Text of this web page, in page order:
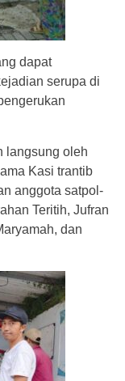
dapat
serupa di
langsung oleh
Kasi trantib
anggota satpol-
Teritih, Jufran
dan